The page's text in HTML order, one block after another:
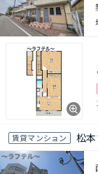
賃貸マンション 松